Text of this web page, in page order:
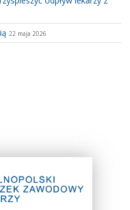
22 maja 2026